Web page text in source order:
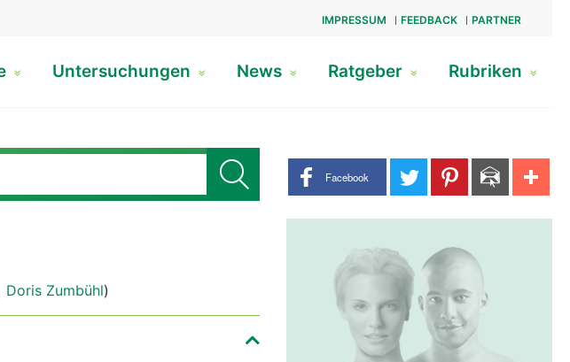
IMPRESSUM FEEDBACK PARTNER
Untersuchungen News Ratgeber Rubriken
Share buttons
Facebook
Doris Zumbühl)